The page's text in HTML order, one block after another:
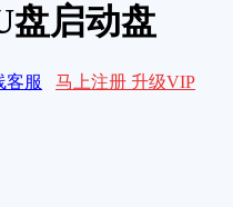
盘启动盘
客服 马上注册 升级VIP